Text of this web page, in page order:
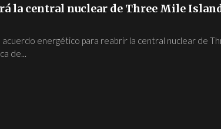
la central nuclear de Three Mile
energético para reabrir la central nuclear de
de...